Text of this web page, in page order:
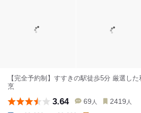
【完全予約制】すすきの駅徒歩5分 厳選し
烹
3.64 69 人 2419 人